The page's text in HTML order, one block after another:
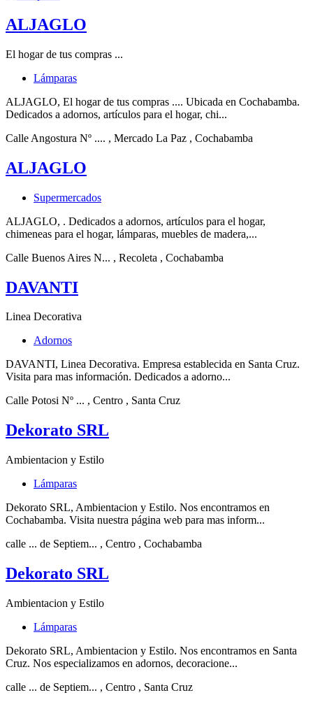
ALJAGLO
El hogar de tus compras ...
Lámparas
ALJAGLO, El hogar de tus compras .... Ubicada en Cochabamba.
Dedicados a adornos, artículos para el hogar, chi...
Calle Angostura Nº .... , Mercado La Paz , Cochabamba
ALJAGLO
Supermercados
ALJAGLO, . Dedicados a adornos, artículos para el hogar,
chimeneas para el hogar, lámparas, muebles de madera,...
Calle Buenos Aires N... , Recoleta , Cochabamba
DAVANTI
Linea Decorativa
Adornos
DAVANTI, Linea Decorativa. Empresa establecida en Santa Cruz.
Visita para mas información. Dedicados a adorno...
Calle Potosi Nº ... , Centro , Santa Cruz
Dekorato SRL
Ambientacion y Estilo
Lámparas
Dekorato SRL, Ambientacion y Estilo. Nos encontramos en
Cochabamba. Visita nuestra página web para mas inform...
calle ... de Septiem... , Centro , Cochabamba
Dekorato SRL
Ambientacion y Estilo
Lámparas
Dekorato SRL, Ambientacion y Estilo. Nos encontramos en Santa
Cruz. Nos especializamos en adornos, decoracione...
calle ... de Septiem... , Centro , Santa Cruz